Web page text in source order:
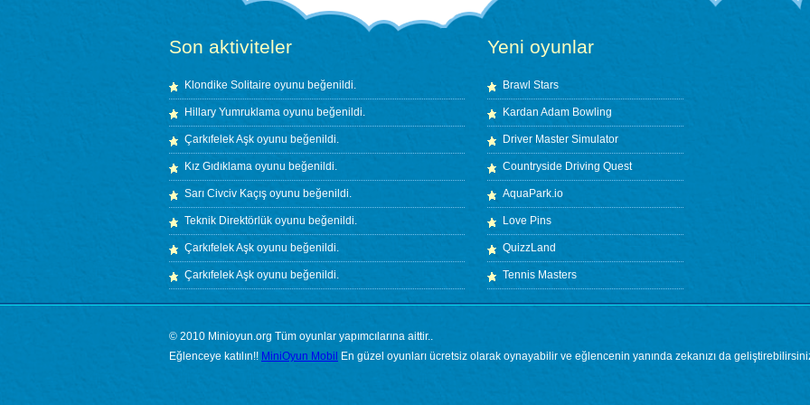
Son aktiviteler
Klondike Solitaire oyunu beğenildi.
Hillary Yumruklama oyunu beğenildi.
Çarkıfelek Aşk oyunu beğenildi.
Kız Gıdıklama oyunu beğenildi.
Sarı Civciv Kaçış oyunu beğenildi.
Teknik Direktörlük oyunu beğenildi.
Çarkıfelek Aşk oyunu beğenildi.
Çarkıfelek Aşk oyunu beğenildi.
Yeni oyunlar
Brawl Stars
Kardan Adam Bowling
Driver Master Simulator
Countryside Driving Quest
AquaPark.io
Love Pins
QuizzLand
Tennis Masters
© 2010 Minioyun.org Tüm oyunlar yapımcılarına aittir..
Eğlenceye katılın!! MiniOyun Mobil En güzel oyunları ücretsiz olarak oynayabilir ve eğlencenin yanında zekanızı da